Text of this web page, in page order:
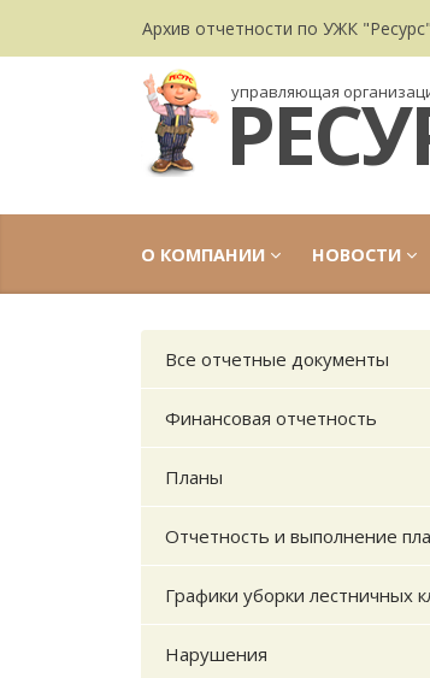
Архив отчетности по УЖК "Ресурс"
управляющая
О КОМПАНИИ НОВОСТИ
Все отчетные документы
Финансовая отчетность
Планы
Отчетность и выполнение
Графики уборки лестничных
Нарушения